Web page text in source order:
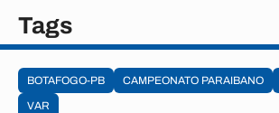
Tags
BOTAFOGO-PB CAMPEONATO PARAIBANO
VAR